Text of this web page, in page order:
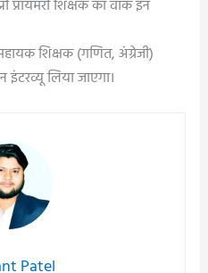
प्रायमरी शिक्षक का वॉक इन
शिक्षक (गणित, अंग्रेजी)
लिया जाएगा।
Patel